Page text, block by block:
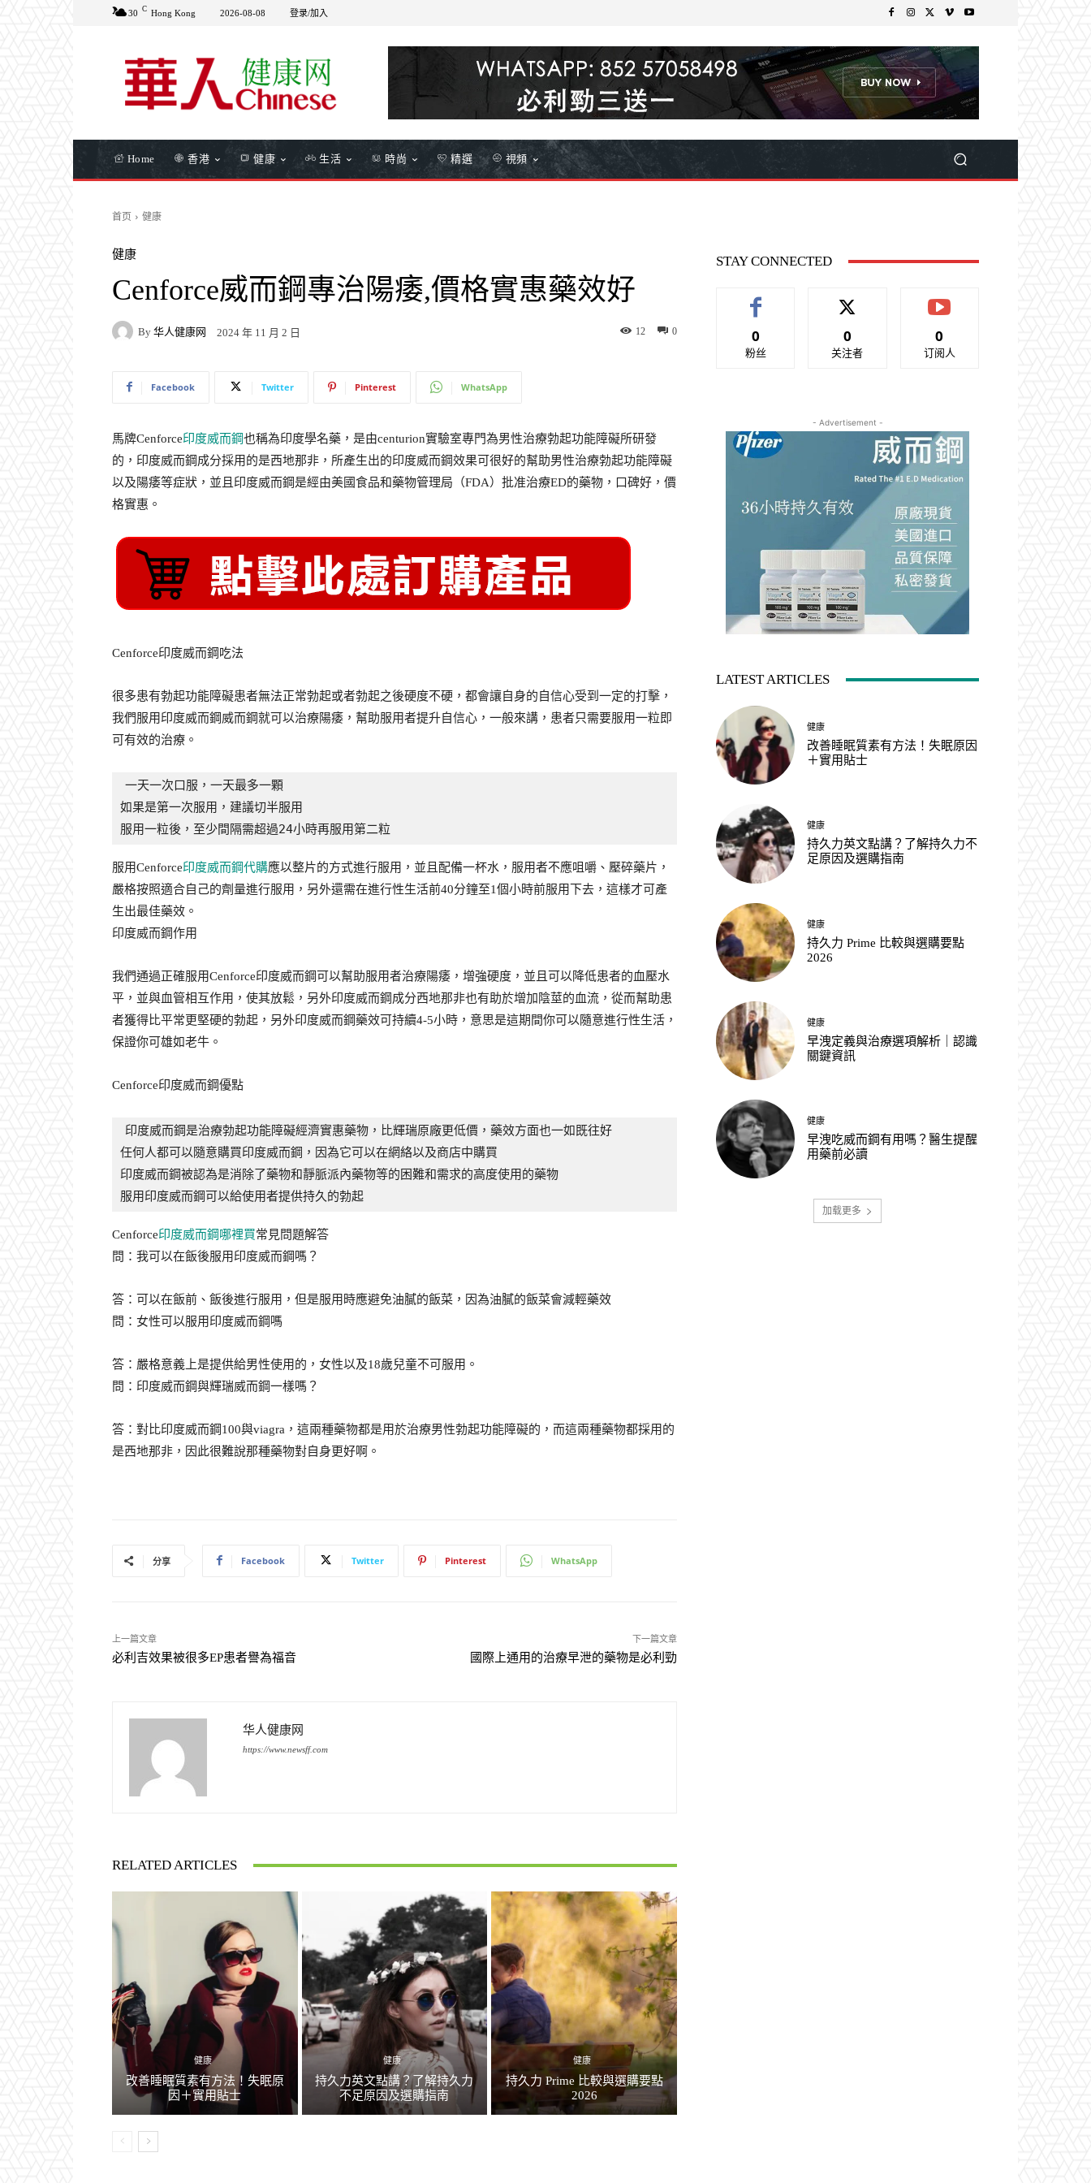
30 C Hong Kong 2026-08-08 登录/加入
Home 香港 健康 生活 時尚 精選 視頻
首页 健康
健康
Cenforce威而鋼專治陽痿,價格實惠藥效好
By 华人健康网 2024 年 11 月 2 日 0
12
Facebook Twitter Pinterest WhatsApp
馬牌Cenforce印度威而鋼也稱為印度學名藥，是由centurion實驗室專門為男性治療勃起功能障礙所研發
的，印度威而鋼成分採用的是西地那非，所產生出的印度威而鋼效果可很好的幫助男性治療勃起功能障礙
以及陽痿等症狀，並且印度威而鋼是經由美國食品和藥物管理局（FDA）批准治療ED的藥物，口碑好，價
格實惠。
Cenforce印度威而鋼吃法
很多患有勃起功能障礙患者無法正常勃起或者勃起之後硬度不硬，都會讓自身的自信心受到一定的打擊，
我們服用印度威而鋼威而鋼就可以治療陽痿，幫助服用者提升自信心，一般來講，患者只需要服用一粒即
可有效的治療。
一天一次口服，一天最多一顆
如果是第一次服用，建議切半服用
服用一粒後，至少間隔需超過24小時再服用第二粒
服用Cenforce印度威而鋼代購應以整片的方式進行服用，並且配備一杯水，服用者不應咀嚼、壓碎藥片，
嚴格按照適合自己的劑量進行服用，另外還需在進行性生活前40分鐘至1個小時前服用下去，這樣才可產
生出最佳藥效。
印度威而鋼作用
我們通過正確服用Cenforce印度威而鋼可以幫助服用者治療陽痿，增強硬度，並且可以降低患者的血壓水
平，並與血管相互作用，使其放鬆，另外印度威而鋼成分西地那非也有助於增加陰莖的血流，從而幫助患
者獲得比平常更堅硬的勃起，另外印度威而鋼藥效可持續4-5小時，意思是這期間你可以隨意進行性生活，
保證你可雄如老牛。
Cenforce印度威而鋼優點
印度威而鋼是治療勃起功能障礙經濟實惠藥物，比輝瑞原廠更低價，藥效方面也一如既往好
任何人都可以隨意購買印度威而鋼，因為它可以在網絡以及商店中購買
印度威而鋼被認為是消除了藥物和靜脈派內藥物等的困難和需求的高度使用的藥物
服用印度威而鋼可以給使用者提供持久的勃起
Cenforce印度威而鋼哪裡買常見問題解答
問：我可以在飯後服用印度威而鋼嗎？
答：可以在飯前、飯後進行服用，但是服用時應避免油膩的飯菜，因為油膩的飯菜會減輕藥效
問：女性可以服用印度威而鋼嗎
答：嚴格意義上是提供給男性使用的，女性以及18歲兒童不可服用。
問：印度威而鋼與輝瑞威而鋼一樣嗎？
答：對比印度威而鋼100與viagra，這兩種藥物都是用於治療男性勃起功能障礙的，而這兩種藥物都採用的
是西地那非，因此很難說那種藥物對自身更好啊。
分享 Facebook Twitter Pinterest WhatsApp
上一篇文章
必利吉效果被很多EP患者譽為福音
下一篇文章
國際上通用的治療早泄的藥物是必利勁
华人健康网
https://www.newsff.com
RELATED ARTICLES
健康
改善睡眠質素有方法！失眠原
因＋實用貼士
健康
持久力英文點講？了解持久力
不足原因及選購指南
健康
持久力 Prime 比較與選購要點
2026
STAY CONNECTED
0
粉丝
0
关注者
0
订阅人
- Advertisement -
LATEST ARTICLES
健康
改善睡眠質素有方法！失眠原因
＋實用貼士
健康
持久力英文點講？了解持久力不
足原因及選購指南
健康
持久力 Prime 比較與選購要點
2026
健康
早洩定義與治療選項解析｜認識
關鍵資訊
健康
早洩吃威而鋼有用嗎？醫生提醒
用藥前必讀
加载更多